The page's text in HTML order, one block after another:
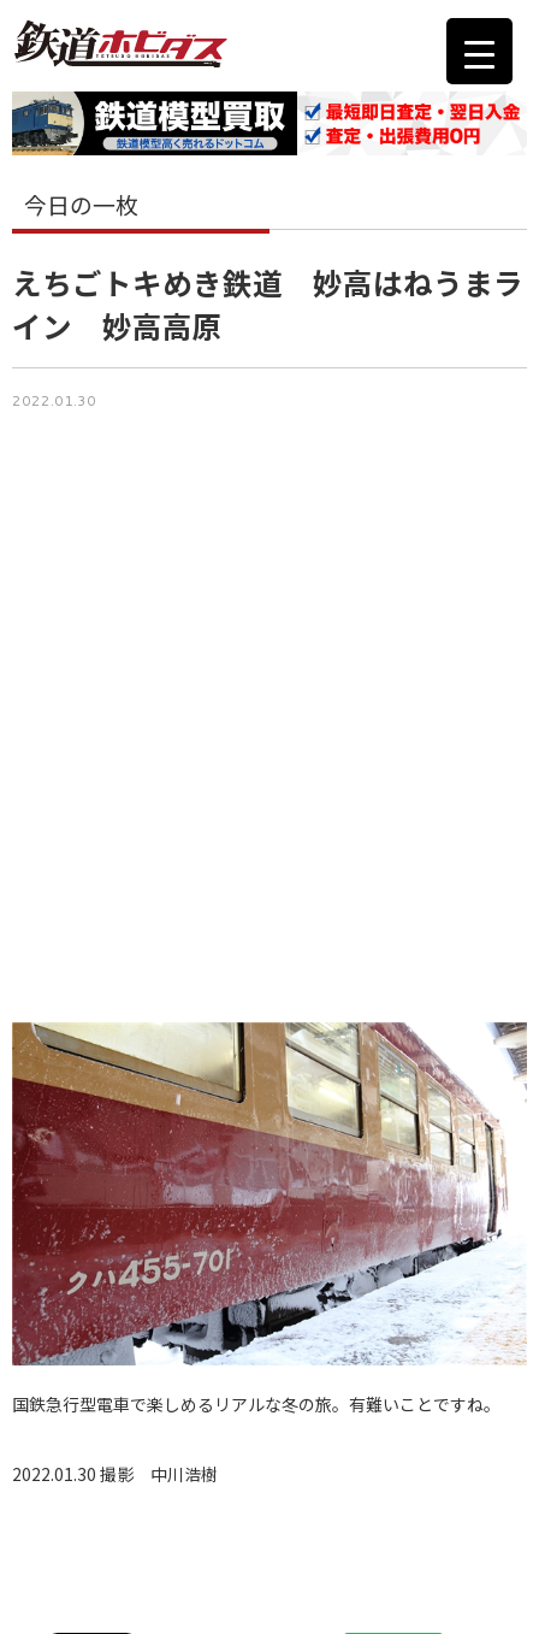
今日の一枚
えちごトキめき鉄道 妙高はねうまラ
イン 妙高高原
2022.01.30
国鉄急行型電車で楽しめるリアルな冬の旅。有難いことですね。
2022.01.30 撮影 中川浩樹